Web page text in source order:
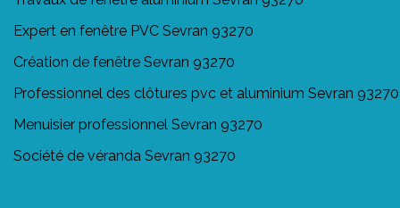
Expert en fenêtre PVC Sevran 93270
Création de fenêtre Sevran 93270
Professionnel des clôtures pvc et aluminium Sevran 93270
Menuisier professionnel Sevran 93270
Société de véranda Sevran 93270